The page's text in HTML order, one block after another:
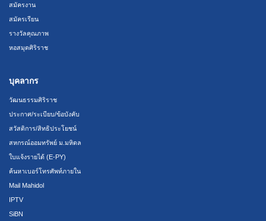
สมัครงาน
สมัครเรียน
รางวัลคุณภาพ
หอสมุดศิริราช
บุคลากร
วัฒนธรรมศิริราช
ประกาศ/ระเบียบ/ข้อบังคับ
สวัสดิการ/สิทธิประโยชน์
สหกรณ์ออมทรัพย์ ม.มหิดล
ใบแจ้งรายได้ (E-PY)
ค้นหาเบอร์โทรศัพท์ภายใน
Mail Mahidol
IPTV
SiBN